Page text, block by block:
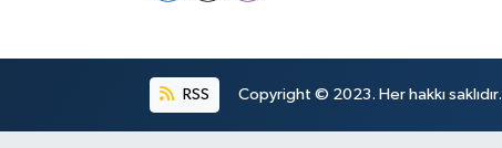
RSS Copyright © 2023. Her hakkı saklıdır.